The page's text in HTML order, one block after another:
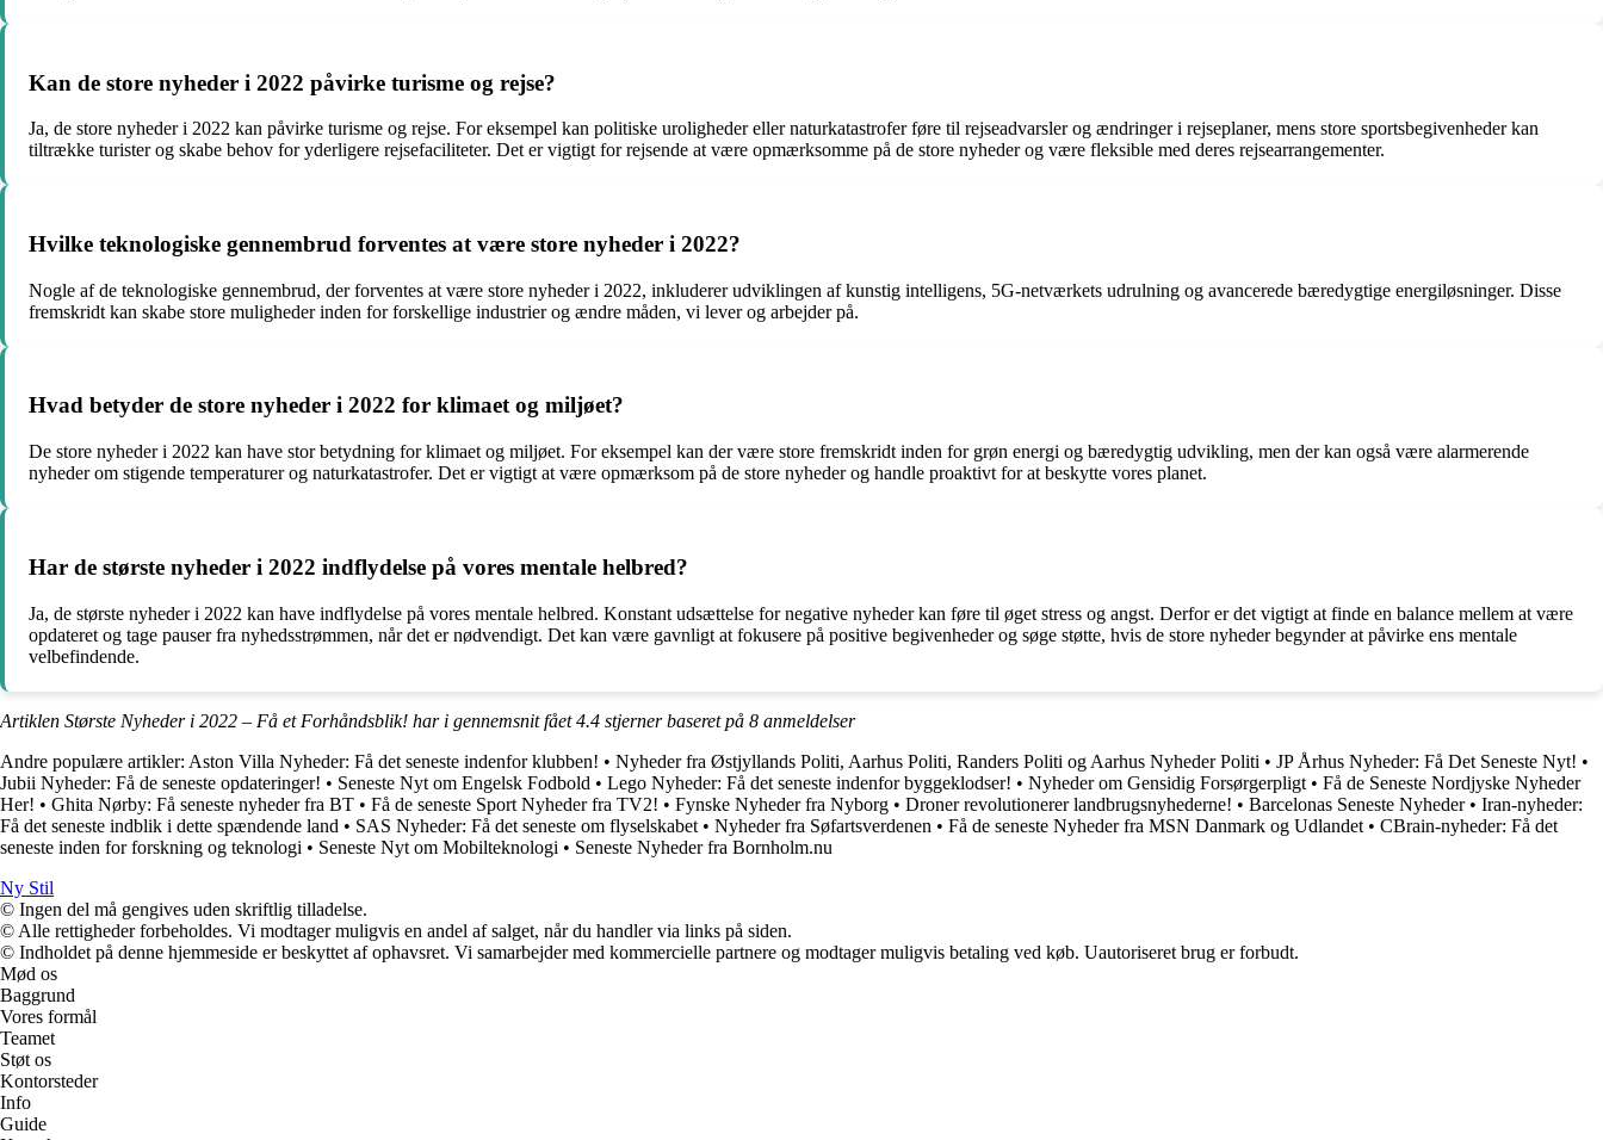
Kan de store nyheder i 2022 påvirke turisme og rejse?
Ja, de store nyheder i 2022 kan påvirke turisme og rejse. For eksempel kan politiske uroligheder eller naturkatastrofer føre til rejseadvarsler og ændringer i rejseplaner, mens store sportsbegivenheder kan
tiltrække turister og skabe behov for yderligere rejsefaciliteter. Det er vigtigt for rejsende at være opmærksomme på de store nyheder og være fleksible med deres rejsearrangementer.
Hvilke teknologiske gennembrud forventes at være store nyheder i 2022?
Nogle af de teknologiske gennembrud, der forventes at være store nyheder i 2022, inkluderer udviklingen af kunstig intelligens, 5G-netværkets udrulning og avancerede bæredygtige energiløsninger. Disse
fremskridt kan skabe store muligheder inden for forskellige industrier og ændre måden, vi lever og arbejder på.
Hvad betyder de store nyheder i 2022 for klimaet og miljøet?
De store nyheder i 2022 kan have stor betydning for klimaet og miljøet. For eksempel kan der være store fremskridt inden for grøn energi og bæredygtig udvikling, men der kan også være alarmerende
nyheder om stigende temperaturer og naturkatastrofer. Det er vigtigt at være opmærksom på de store nyheder og handle proaktivt for at beskytte vores planet.
Har de største nyheder i 2022 indflydelse på vores mentale helbred?
Ja, de største nyheder i 2022 kan have indflydelse på vores mentale helbred. Konstant udsættelse for negative nyheder kan føre til øget stress og angst. Derfor er det vigtigt at finde en balance mellem at være
opdateret og tage pauser fra nyhedsstrømmen, når det er nødvendigt. Det kan være gavnligt at fokusere på positive begivenheder og søge støtte, hvis de store nyheder begynder at påvirke ens mentale
velbefindende.
Artiklen Største Nyheder i 2022 – Få et Forhåndsblik! har i gennemsnit fået4.4 stjerner baseret på 8 anmeldelser
Andre populære artikler: Aston Villa Nyheder: Få det seneste indenfor klubben! • Nyheder fra Østjyllands Politi, Aarhus Politi, Randers Politi og Aarhus Nyheder Politi • JP Århus Nyheder: Få Det Seneste Nyt! •
Jubii Nyheder: Få de seneste opdateringer! • Seneste Nyt om Engelsk Fodbold • Lego Nyheder: Få det seneste indenfor byggeklodser! • Nyheder om Gensidig Forsørgerpligt • Få de Seneste Nordjyske Nyheder
Her! • Ghita Nørby: Få seneste nyheder fra BT • Få de seneste Sport Nyheder fra TV2! • Fynske Nyheder fra Nyborg • Droner revolutionerer landbrugsnyhederne! • Barcelonas Seneste Nyheder• Iran-nyheder:
Få det seneste indblik i dette spændende land • SAS Nyheder: Få det seneste om flyselskabet • Nyheder fra Søfartsverdenen • Få de seneste Nyheder fra MSN Danmark og Udlandet • CBrain-nyheder: Få det
seneste inden for forskning og teknologi • Seneste Nyt om Mobilteknologi • Seneste Nyheder fra Bornholm.nu
Ny Stil
© Ingen del må gengives uden skriftlig tilladelse.
© Alle rettigheder forbeholdes. Vi modtager muligvis en andel af salget, når du handler via links på siden.
© Indholdet på denne hjemmeside er beskyttet af ophavsret. Vi samarbejder med kommercielle partnere og modtager muligvis betaling ved køb. Uautoriseret brug er forbudt.
Mød os
Baggrund
Vores formål
Teamet
Støt os
Kontorsteder
Info
Guide